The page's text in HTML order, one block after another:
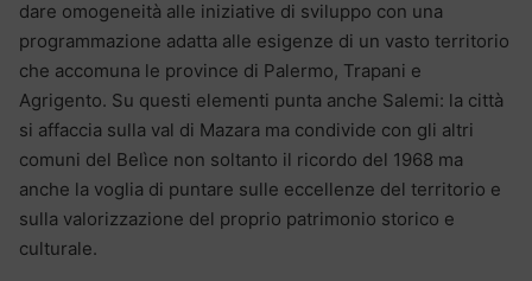
dare omogeneità alle iniziative di sviluppo con una
programmazione adatta alle esigenze di un vasto territorio
che accomuna le province di Palermo, Trapani e
Agrigento. Su questi elementi punta anche Salemi: la città
si affaccia sulla val di Mazara ma condivide con gli altri
comuni del Belìce non soltanto il ricordo del 1968 ma
anche la voglia di puntare sulle eccellenze del territorio e
sulla valorizzazione del proprio patrimonio storico e
culturale.